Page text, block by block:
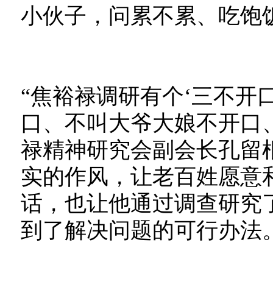
小伙子，问累不累、吃饱
“焦裕禄调研有个‘三不开
口、不叫大爷大娘不开口
禄精神研究会副会长孔留
实的作风，让老百姓愿
话，也让他通过调查研究
到了解决问题的可行办法